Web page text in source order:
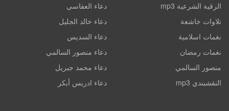
الرقية الشرعية mp3
تلاوات خاشعة
نغمات اسلامية
نغمات رمضان
منصور السالمي
النقشبندي mp3
دعاء العفاسي
دعاء خالد الجليل
دعاء السديس
دعاء منصور السالمي
دعاء محمد جبريل
دعاء ادريس أبكر